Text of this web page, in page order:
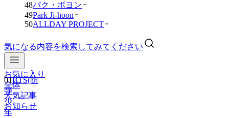
48パク・ボヨン
49Park Ji-hoon
50ALLDAY PROJECT
気になる内容を検索してみてください
お気に入り
全体
人気記事
お知らせ
01BTS(防
弾
少
年